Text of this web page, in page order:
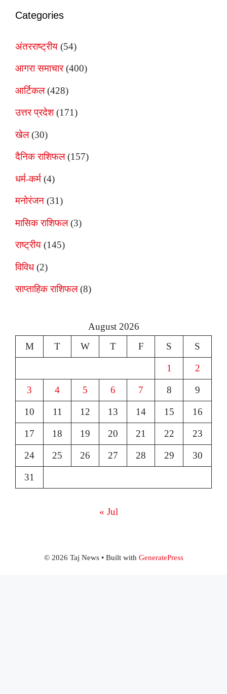
Categories
अंतरराष्ट्रीय (54)
आगरा समाचार(400)
आर्टिकल(428)
उत्तर प्रदेश(171)
खेल(30)
दैनिक राशिफल(157)
धर्म-कर्म (4)
मनोरंजन (31)
मासिक राशिफल(3)
राष्ट्रीय (145)
विविध(2)
साप्ताहिक राशिफल(8)
August 2026
M
T W T F S S
1 2
3 4 5 6 7 8 9
10 11 12 13 14 15 16
17 18 19 20 21 22 23
24 25 26 27 28 29 30
31
« Jul
© 2026 Taj News• Built with GeneratePress